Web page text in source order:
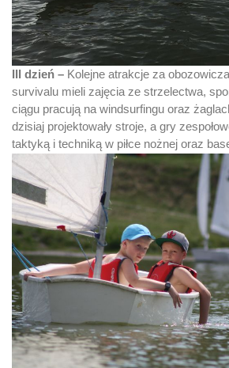
III dzień – Kolejne atrakcje za
survivalu mieli zajęcia ze strzelectwa,
ciągu pracują na windsurfingu oraz
dzisiaj projektowały stroje, a gry
taktyką i techniką w piłce nożnej oraz